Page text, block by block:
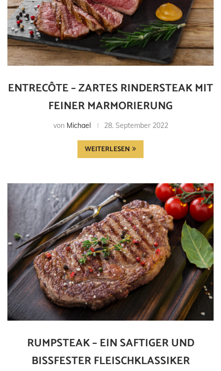
ENTRECÔTE – ZARTES RINDERSTEAK MIT
FEINER MARMORIERUNG
von Michael 28. September 2022
WEITERLESEN
RUMPSTEAK – EIN SAFTIGER UND
BISSFESTER FLEISCHKLASSIKER